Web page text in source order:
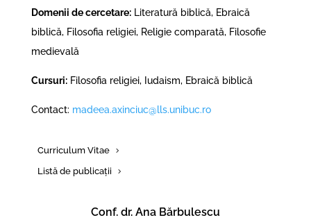
Domenii de cercetare:Literatură biblică, Ebraică
biblică, Filosofia religiei, Religie comparată, Filosofie
medievală
Cursuri:Filosofia religiei, Iudaism, Ebraică biblică
Contact: madeea.axinciuc@lls.unibuc.ro
Curriculum Vitae
Listă de publicații
Conf. dr. Ana Bărbulescu